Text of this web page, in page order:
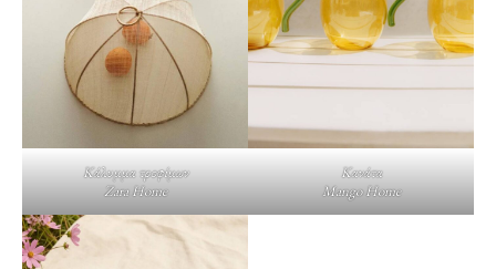
Κάλυμμα τροφίμων
Zara Home
Κανάτα
Mango Home